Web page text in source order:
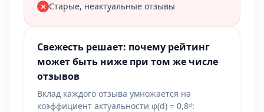
Старые, неактуальные отзывы
Свежесть решает: почему рейтинг
может быть ниже при том же числе
отзывов
Вклад каждого отзыва умножается на
коэффициент актуальности φ(d) = 0,8ᵈ: